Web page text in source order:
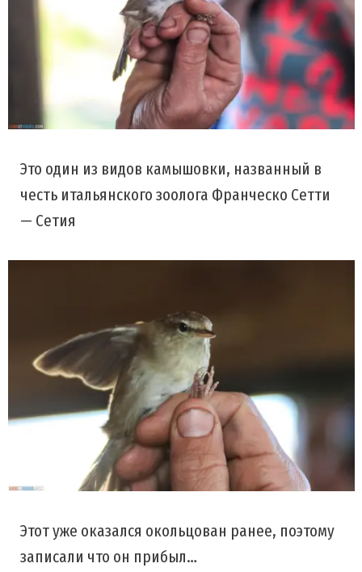
Это один из видов камышовки, названный в
честь итальянского зоолога Франческо Сетти
— Сетия
Этот уже оказался окольцован ранее, поэтому
записали что он прибыл…